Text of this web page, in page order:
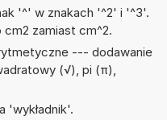
'^' w znakach '^2' i '^3'.
zamiast cm^2.
--- dodawanie
(√), pi (π),
'wykładnik'.